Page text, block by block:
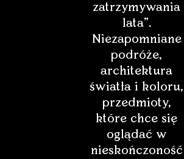
zatrzymywania
lata”.
Niezapomniane
podróże,
architektura
światła i koloru,
przedmioty,
które chce się
oglądać w
nieskończoność